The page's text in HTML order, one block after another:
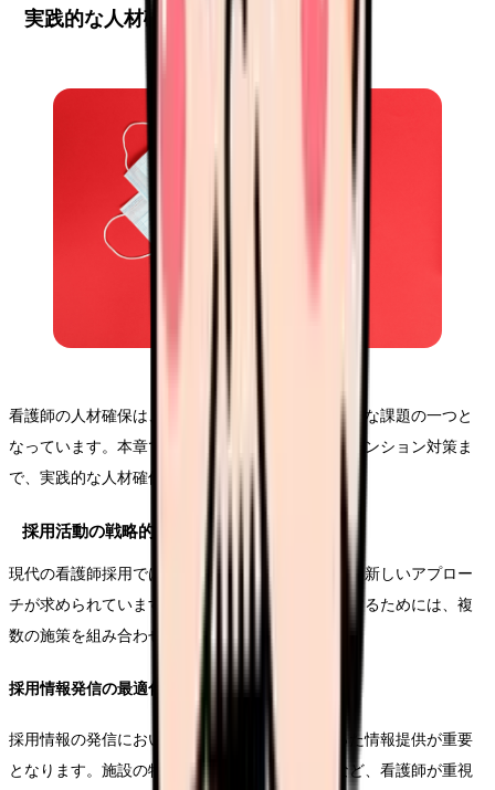
実践的な人材確保戦略
看護師の人材確保は、医療機関が直面する最も重要な課題の一つと
なっています。本章では、採用活動の強化からリテンション対策ま
で、実践的な人材確保戦略についてご説明します。
採用活動の戦略的強化
現代の看護師採用では、従来の方法にとらわれない新しいアプロー
チが求められています。効果的な採用活動を展開するためには、複
数の施策を組み合わせた総合的な戦略が必要です。
採用情報発信の最適化
採用情報の発信においては、求職者の目線に立った情報提供が重要
となります。施設の特徴や育成体制、福利厚生など、看護師が重視